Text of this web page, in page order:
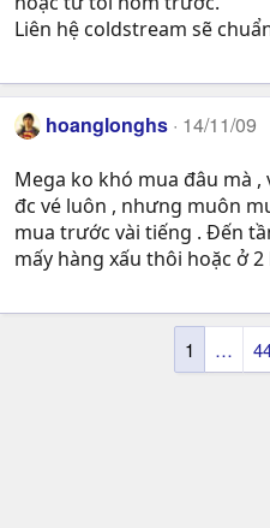
Liên hệ coldstream sẽ
hoanglonghs 14/11/09
Mega ko khó mua đâu mà
đc vé luôn , nhưng muôn
mua trước vài tiếng . Đến
mấy hàng xấu thôi hoặc ở 2
1 …